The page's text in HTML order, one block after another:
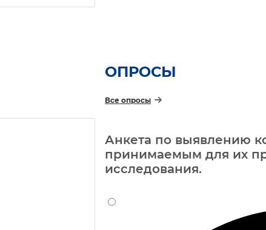
ОПРОСЫ
Все опросы
Анкета по выявлению
принимаемым для их
исследования.